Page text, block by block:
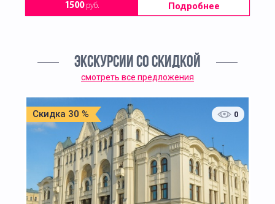
1500руб. Подробнее
ЭКСКУРСИИ СО СКИДКОЙ
смотреть все предложения
Скидка 30 % 0